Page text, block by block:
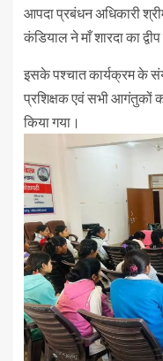
आपदा प्रबंधन अधिकारी
कंडियाल ने माँ शारदा का
इसके पश्चात कार्यक्रम के
प्रशिक्षक एवं सभी आगंतुकों
किया गया।